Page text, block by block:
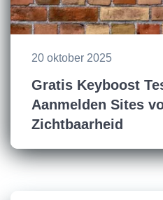
20 oktober 2025
Gratis Keyboost
Aanmelden Sites
Zichtbaarheid